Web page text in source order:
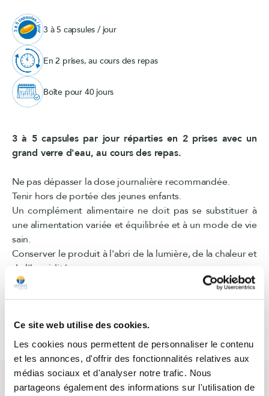
Ce site web utilise des cookies.
Les cookies nous permettent de personnaliser le contenu
et les annonces, d'offrir des fonctionnalités relatives aux
médias sociaux et d'analyser notre trafic. Nous
partageons également des informations sur l'utilisation de
3 à 5 capsules / jour
En 2 prises, au cours des repas
Boîte pour 40 jours
3 à 5 capsules par jour réparties en 2 prises avec un
grand verre d'eau, au cours des repas.
Ne pas dépasser la dose journalière recommandée.
Tenir hors de portée des jeunes enfants.
Un complément alimentaire ne doit pas se substituer à
une alimentation variée et équilibrée et à un mode de vie
sain.
Conserver le produit à l'abri de la lumière, de la chaleur et
de l'humidité.
Pour les femmes enceintes ou allaitantes, consulter un
Questions / Réponses